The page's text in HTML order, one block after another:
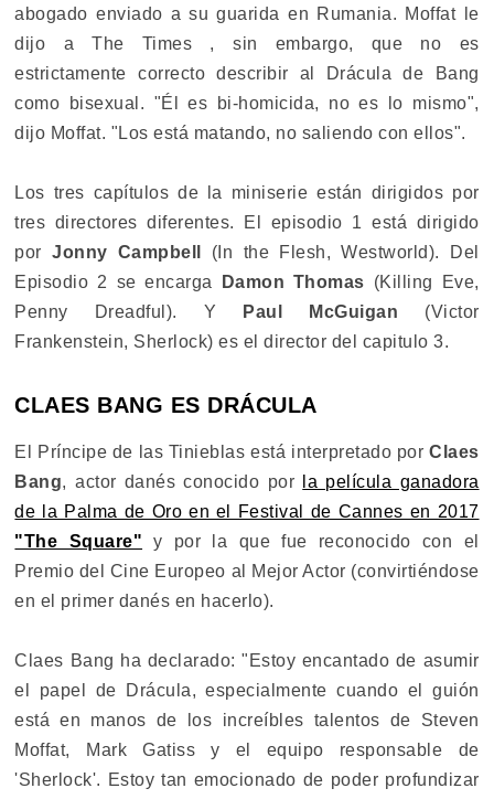
abogado enviado a su guarida en Rumania. Moffat le
dijo a The Times , sin embargo, que no es
estrictamente correcto describir al Drácula de Bang
como bisexual. "Él es bi-homicida, no es lo mismo",
dijo Moffat. "Los está matando, no saliendo con ellos".
Los tres capítulos de la miniserie están dirigidos por
tres directores diferentes. El episodio 1 está dirigido
porJonny Campbell (In the Flesh, Westworld). Del
Episodio 2 se encarga
Damon Thomas (Killing Eve,
Penny Dreadful). Y
Paul McGuigan (Victor
Frankenstein, Sherlock) es el director del capitulo 3.
CLAES BANG ES DRÁCULA
El Príncipe de las Tinieblas está interpretado porClaes
Bang, actor danés conocido por
la película ganadora
de la Palma de Oro en el Festival de Cannes en 2017
"The Square" y por la que fue reconocido con el
Premio del Cine Europeo al Mejor Actor (convirtiéndose
en el primer danés en hacerlo).
Claes Bang ha declarado: "Estoy encantado de asumir
el papel de Drácula, especialmente cuando el guión
está en manos de los increíbles talentos de Steven
Moffat, Mark Gatiss y el equipo responsable de
'Sherlock'. Estoy tan emocionado de poder profundizar